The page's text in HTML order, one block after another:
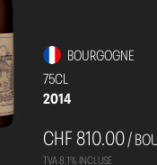
BOURGOGNE
75CL
2014
CHF 810.00/